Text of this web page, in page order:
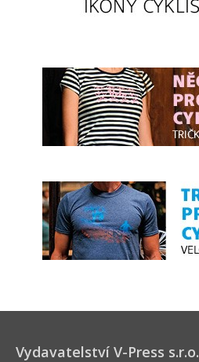
Vydavatelství V-Press s.r.o.